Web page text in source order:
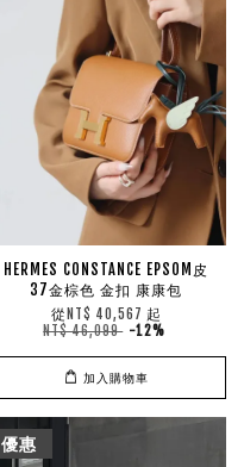
HERMES CONSTANCE EPSOM皮
37金棕色 金扣 康康包
從 NT$ 40,567 起
NT$ 46,099 -12%
加入購物車
優惠